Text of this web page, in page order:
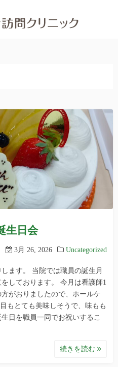
生日会
3月 26, 2026 Uncategorized
ます。 当院では職員の誕生月
しております。 今月は看護師1
がおりましたので、ホールケ
もとても美味しそうで、味もも
日を職員一同でお祝いするこ
続きを読む